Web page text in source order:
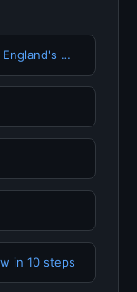
…
in 10 steps